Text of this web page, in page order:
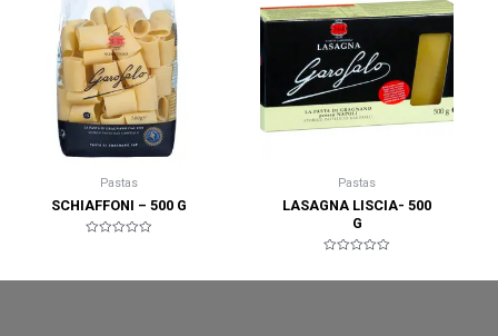
Pastas
SCHIAFFONI – 500 G
de
Pastas
LASAGNA LISCIA- 500
G